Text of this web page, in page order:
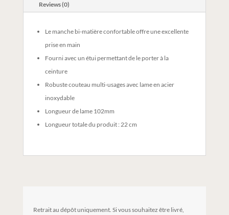
Reviews (0)
Le manche bi-matière confortable offre une excellente
prise en main
Fourni avec un étui permettant de le porter à la
ceinture
Robuste couteau multi-usages avec lame en acier
inoxydable
Longueur de lame 102mm
Longueur totale du produit : 22 cm
Retrait au dépôt uniquement. Si vous souhaitez être livré,